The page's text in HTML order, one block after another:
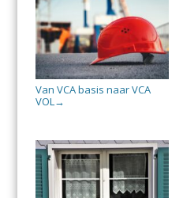
Van VCA basis naar VCA
VOL→